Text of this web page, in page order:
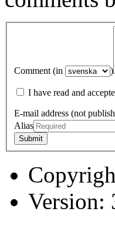
Comment (in )
I have read and
E-mail address (not
Alias
Version: